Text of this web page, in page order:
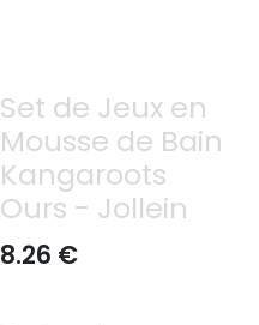
Set de Jeux en
Mousse de Bain
Kangaroots
Ours - Jollein
8.26 €